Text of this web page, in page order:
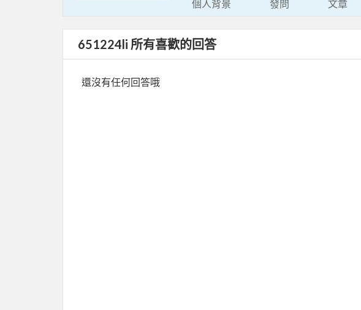
個人背景 發問 文章
651224li 所有喜歡的回答
還沒有任何回答哦